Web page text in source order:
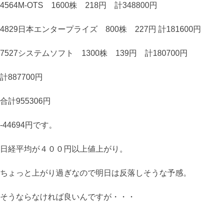
4564M-OTS 1600株 218円 計348800円
4829日本エンタープライズ 800株 227円 計181600円
7527システムソフト 1300株 139円 計180700円
計887700円
合計955306円
-44694円です。
日経平均が４００円以上値上がり。
ちょっと上がり過ぎなので明日は反落しそうな予感。
そうならなければ良いんですが・・・